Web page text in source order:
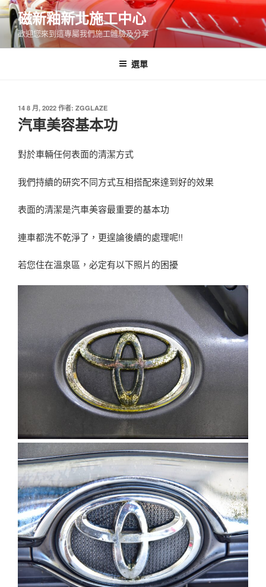
跳
至
要
磁新釉新北施工中心
歡迎您來到這專屬我們施工體驗及分享
選單
發
佈
於
14 8 月, 2022 作者: ZGGLAZE
汽車美容基本功
對於車輛任何表面的清潔方式
我們持續的研究不同方式互相搭配來達到好的效果
表面的清潔是汽車美容最重要的基本功
連車都洗不乾淨了，更遑論後續的處理呢!!
若您住在溫泉區，必定有以下照片的困擾